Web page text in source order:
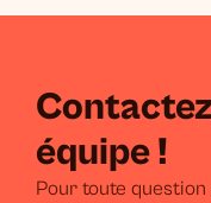
équipe !
Pour toute